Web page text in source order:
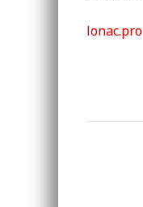
lonac.pro